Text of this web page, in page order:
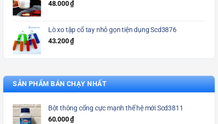
48.000₫
Lò xo tập cổ tay nhỏ gọn tiện dụng Scd3876
43.200₫
SẢN PHẨM BÁN CHẠY NHẤT
Bột thông cống cực mạnh thế hệ mới Scd3811
60.000₫